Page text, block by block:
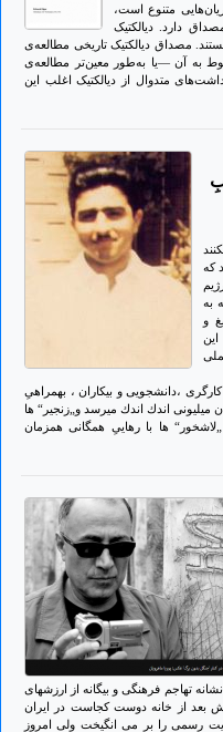
متنوع است،
دارد. دیالکتیک
مصداق دیالکتیک تاریخی مطالعه‌ی
به آن —یا به‌طور معین‌تر مطالعه‌ی
متدوال از دیالکتیک اغلب این
كه
به
و
،دانشجويى و بيكاران ، بهمراهىِ
ميليونى اندك اندك ميرسد و„زنجير“ ها
ها با رهايىِ همگانى همزمان
تهاجم فرهنگی و بیگانه از ارزشهای
بعد از خانه دوست کجاست در ایران
رسمی را بر می انگیخت ولی امروز